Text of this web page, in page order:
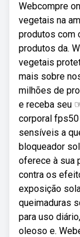
Webcompre
vegetais na
produtos com
produtos da.
vegetais
mais sobre
milhões de
e receba seu
corporal
sensíveis a
bloqueador
oferece à sua
contra os
exposição
queimaduras
para uso
oleoso e.